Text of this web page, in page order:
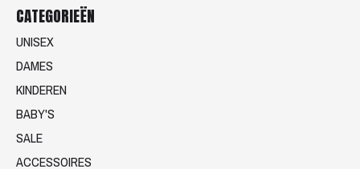
CATEGORIEËN
UNISEX
DAMES
KINDEREN
BABY'S
SALE
ACCESSOIRES